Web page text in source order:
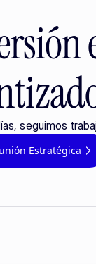
seguimos
Estratégica